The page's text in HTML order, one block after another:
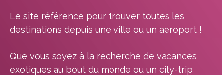
Le site référence pour trouver toutes les
destinations depuis une ville ou un aéroport !
Que vous soyez à la recherche de vacances
exotiques au bout du monde ou un city-trip